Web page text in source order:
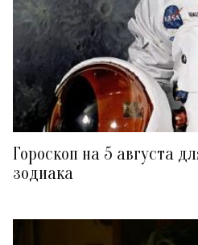
Гороскоп на 5 августа
зодиака